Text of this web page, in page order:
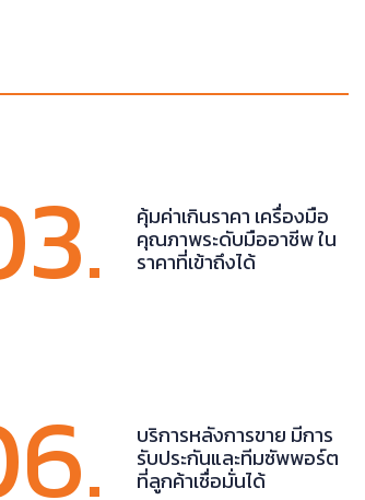
คุ้มค่าเกินราคา เครื่องมือ
คุณภาพระดับมืออาชีพ ใน
ราคาที่เข้าถึงได้
บริการหลังการขาย มีการ
รับประกันและทีมซัพพอร์ต
ที่ลูกค้าเชื่อมั่นได้